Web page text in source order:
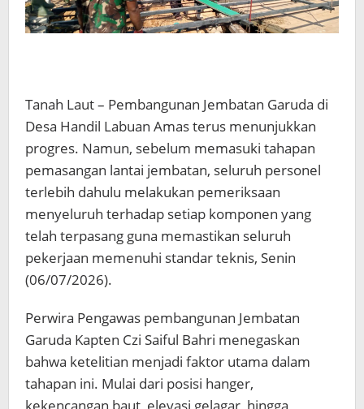
Tanah Laut – Pembangunan Jembatan Garuda di
Desa Handil Labuan Amas terus menunjukkan
progres. Namun, sebelum memasuki tahapan
pemasangan lantai jembatan, seluruh personel
terlebih dahulu melakukan pemeriksaan
menyeluruh terhadap setiap komponen yang
telah terpasang guna memastikan seluruh
pekerjaan memenuhi standar teknis, Senin
(06/07/2026).
Perwira Pengawas pembangunan Jembatan
Garuda Kapten Czi Saiful Bahri menegaskan
bahwa ketelitian menjadi faktor utama dalam
tahapan ini. Mulai dari posisi hanger,